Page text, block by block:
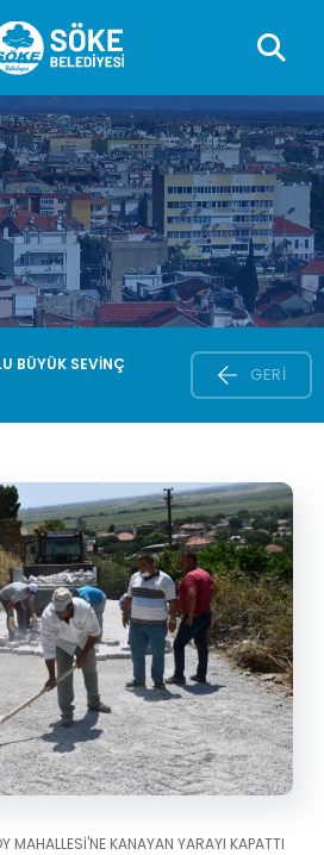
BÜYÜK SEVİNÇ
GERI
MAHALLESİ'NE KANAYAN YARAYI KAPATTI